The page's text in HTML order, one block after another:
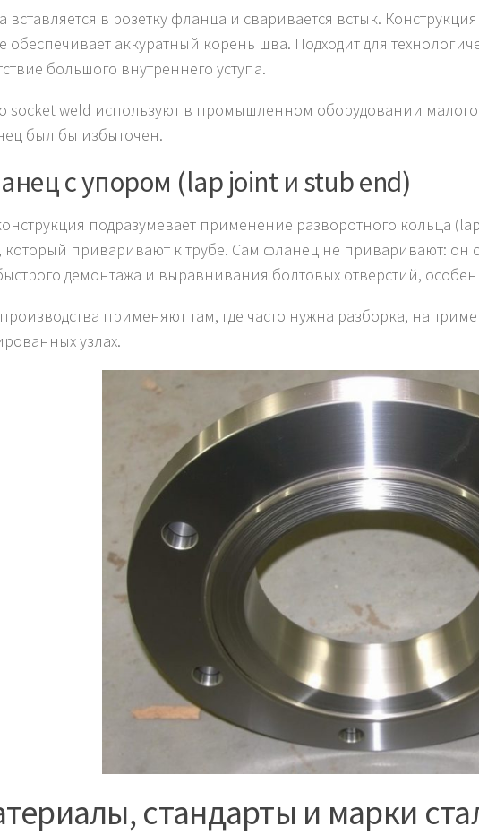
вставляется в розетку фланца и сваривается встык.
обеспечивает аккуратный корень шва. Подходит для
большого внутреннего уступа.
socket weld используют в промышленном оборудовании
был бы избыточен.
с упором (lap joint и stub end)
подразумевает применение разворотного кольца
который приваривают к трубе. Сам фланец не приваривают: он
демонтажа и выравнивания болтовых отверстий,
применяют там, где часто нужна разборка,
узлах.
стандарты и марки